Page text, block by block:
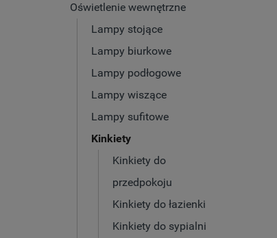
Oświetlenie wewnętrzne
Lampy stojące
Lampy biurkowe
Lampy podłogowe
Lampy wiszące
Lampy sufitowe
Kinkiety
Kinkiety do
przedpokoju
Kinkiety do łazienki
Kinkiety do sypialni